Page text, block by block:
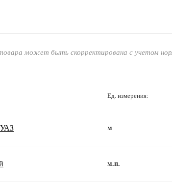
может быть скорректирована с учетом
Ед. измерения:
м
м.п.